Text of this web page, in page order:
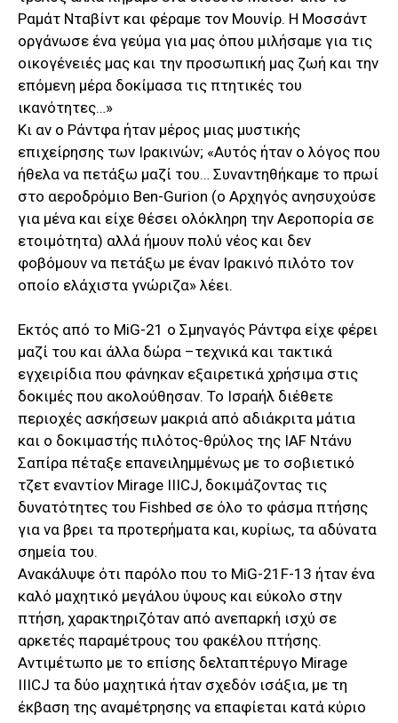
Ραμάτ Νταβίντ και φέραμε τον Μουνίρ. Η Μοσσάντ
οργάνωσε ένα γεύμα για μας όπου μιλήσαμε για τις
οικογένειές μας και την προσωπική μας ζωή και την
επόμενη μέρα δοκίμασα τις πτητικές του
ικανότητες…»
Κι αν ο Ράντφα ήταν μέρος μιας μυστικής
επιχείρησης των Ιρακινών; «Αυτός ήταν ο λόγος που
ήθελα να πετάξω μαζί του… Συναντηθήκαμε το πρωί
στο αεροδρόμιο Ben-Gurion (ο Αρχηγός ανησυχούσε
για μένα και είχε θέσει ολόκληρη την Αεροπορία σε
ετοιμότητα) αλλά ήμουν πολύ νέος και δεν
φοβόμουν να πετάξω με έναν Ιρακινό πιλότο τον
οποίο ελάχιστα γνώριζα» λέει.
Εκτός από το MiG-21 ο Σμηναγός Ράντφα είχε φέρει
μαζί του και άλλα δώρα –τεχνικά και τακτικά
εγχειρίδια που φάνηκαν εξαιρετικά χρήσιμα στις
δοκιμές που ακολούθησαν. Το Ισραήλ διέθετε
περιοχές ασκήσεων μακριά από αδιάκριτα μάτια
και ο δοκιμαστής πιλότος-θρύλος της IAF Ντάνυ
Σαπίρα πέταξε επανειλημμένως με το σοβιετικό
τζετ εναντίον Mirage IIICJ, δοκιμάζοντας τις
δυνατότητες του Fishbed σε όλο το φάσμα πτήσης
για να βρει τα προτερήματα και, κυρίως, τα αδύνατα
σημεία του.
Ανακάλυψε ότι παρόλο που το MiG-21F-13 ήταν ένα
καλό μαχητικό μεγάλου ύψους και εύκολο στην
πτήση, χαρακτηριζόταν από ανεπαρκή ισχύ σε
αρκετές παραμέτρους του φακέλου πτήσης.
Αντιμέτωπο με το επίσης δελταπτέρυγο Mirage
IIICJ τα δύο μαχητικά ήταν σχεδόν ισάξια, με τη
έκβαση της αναμέτρησης να επαφίεται κατά κύριο